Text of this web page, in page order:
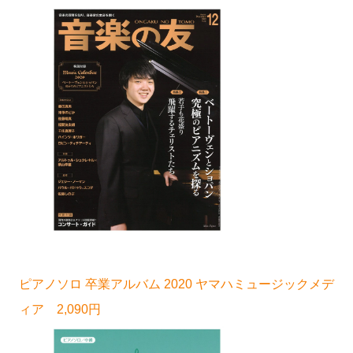
ピアノソロ 卒業アルバム 2020 ヤマハミュージックメデ
ィア 2,090円